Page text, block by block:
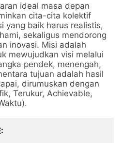
ideal masa depan
cita-cita kolektif
yang baik harus realistis,
sekaligus mendorong
inovasi. Misi adalah
mewujudkan visi melalui
pendek, menengah,
tujuan adalah hasil
dirumuskan dengan
Terukur, Achievable,